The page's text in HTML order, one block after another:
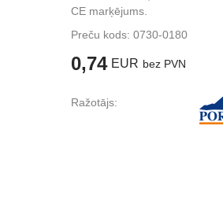
CE marķējums.
Preču kods: 0730-0180
0,74 EUR bez PVN
Ražotājs: